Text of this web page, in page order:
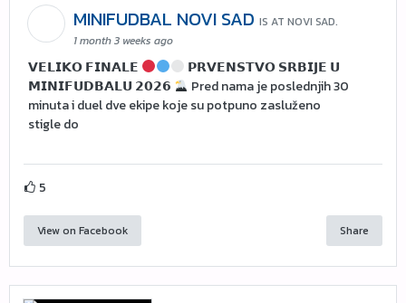
MINIFUDBAL NOVI SAD IS AT NOVI SAD.
1 month 3 weeks ago
𝗩𝗘𝗟𝗜𝗞𝗢 𝗙𝗜𝗡𝗔𝗟𝗘
𝗣𝗥𝗩𝗘𝗡𝗦𝗧𝗩𝗢 𝗦𝗥𝗕𝗜𝗝𝗘 𝗨
𝗠𝗜𝗡𝗜𝗙𝗨𝗗𝗕𝗔𝗟𝗨 𝟮𝟬𝟮𝟲
Pred nama je poslednjih 30
minuta i duel dve ekipe koje su potpuno zasluženo
stigle do
5
View on Facebook Share